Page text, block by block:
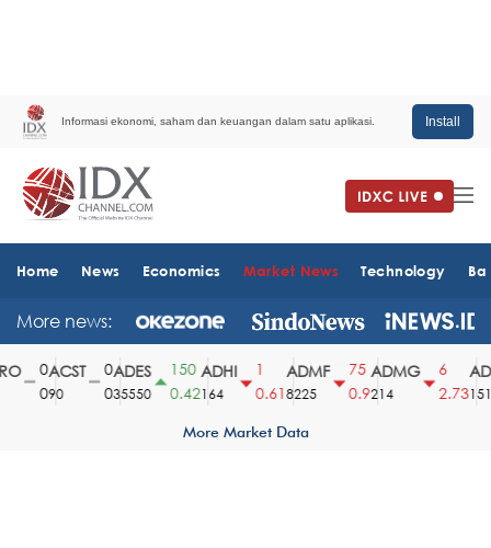
Informasi ekonomi, saham dan keuangan dalam satu aplikasi. Install
Home News Economics Market News Technology
More news:
ACST
90
ADES
35550
150
0.42
ADHI
164
0.61
ADMF
8225
75
0.9
ADMG
214
2.731510
More Market Data